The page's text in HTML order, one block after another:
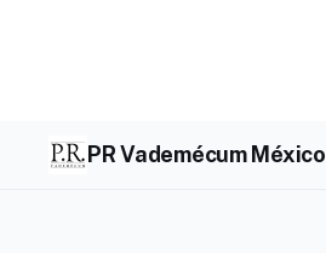
PR Vademécum México